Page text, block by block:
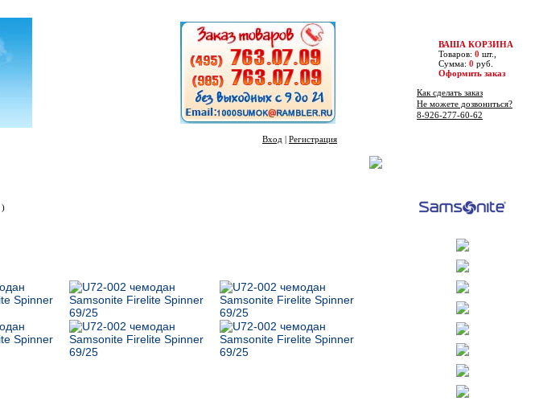
Вход | Регистрация
ВАША КОРЗИНА
Товаров: 0 шт.,
Сумма: 0 руб.
Оформить заказ
Как сделать заказ
Не можете дозвониться?
8-926-277-60-62
)